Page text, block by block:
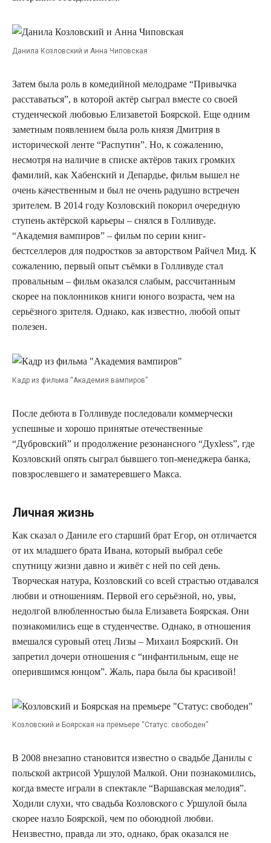
Данила Козловский и Анна Чиповская
Затем была роль в комедийной мелодраме “Привычка
расставаться”, в которой актёр сыграл вместе со своей
студенческой любовью Елизаветой Боярской. Еще одним
заметным появлением была роль князя Дмитрия в
исторической ленте “Распутин”. Но, к сожалению,
несмотря на наличие в списке актёров таких громких
фамилий, как Хабенский и Депардье, фильм вышел не
очень качественным и был не очень радушно встречен
зрителем. В 2014 году Козловский покорил очередную
ступень актёрской карьеры – снялся в Голливуде.
“Академия вампиров” – фильм по серии книг-
бестселлеров для подростков за авторством Райчел Мид. К
сожалению, первый опыт съёмки в Голливуде стал
провальным – фильм оказался слабым, рассчитанным
скорее на поклонников книги юного возраста, чем на
серьёзного зрителя. Однако, как известно, любой опыт
полезен.
Кадр из фильма “Академия вампиров”
После дебюта в Голливуде последовали коммерчески
успешные и хорошо принятые отечественные
“Дубровский” и продолжение резонансного “Духless”, где
Козловский опять сыграл бывшего топ-менеджера банка,
повзрослевшего и заматеревшего Макса.
Личная жизнь
Как сказал о Даниле его старший брат Егор, он отличается
от их младшего брата Ивана, который выбрал себе
спутницу жизни давно и живёт с ней по сей день.
Творческая натура, Козловский со всей страстью отдавался
любви и отношениям. Первой его серьёзной, но, увы,
недолгой влюбленностью была Елизавета Боярская. Они
познакомились еще в студенчестве. Однако, в отношения
вмешался суровый отец Лизы – Михаил Боярский. Он
запретил дочери отношения с “инфантильным, еще не
оперившимся юнцом”. Жаль, пара была бы красивой!
Козловский и Боярская на премьере “Статус: свободен”
В 2008 внезапно становится известно о свадьбе Данилы с
польской актрисой Уршулой Малкой. Они познакомились,
когда вместе играли в спектакле “Варшавская мелодия”.
Ходили слухи, что свадьба Козловского с Уршулой была
скорее назло Боярской, чем по обоюдной любви.
Неизвестно, правда ли это, однако, брак оказался не